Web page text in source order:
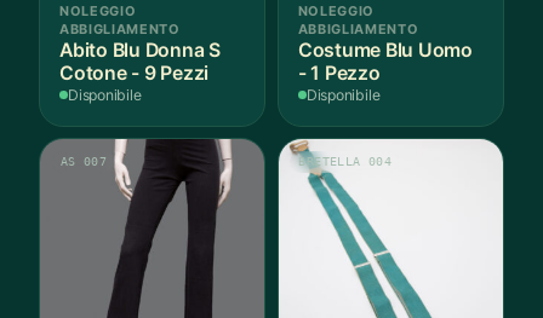
NOLEGGIO
ABBIGLIAMENTO
Abito Blu Donna S
Cotone - 9 Pezzi
Disponibile
NOLEGGIO
ABBIGLIAMENTO
Costume Blu Uomo
- 1 Pezzo
Disponibile
AS 007 BRETELLA 004